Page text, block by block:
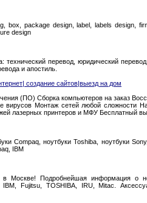
box, package design, label, labels design,
design
перевод, юридический
и апостиль.
создание сайтов|выезд на дом
(ПО) Сборка компьютеров на заказ
Монтаж сетей любой сложности
лазерных принтеров и МФУ Бесплатный
Compaq, ноутбуки Toshiba, ноутбуки
IBM
Москве! Подробнейшая информация о
Fujitsu, TOSHIBA, IRU, Mitac.